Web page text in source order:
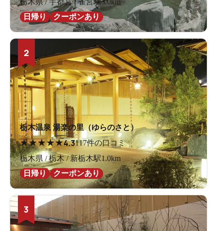
栃木県 / 宇都宮 / 雀宮駅3.0km
日帰り
クーポンあり
2
栃木温泉 湯楽の里（ゆらのさと）
★★★★★4.3117件の口コミ
栃木県 / 栃木 / 新栃木駅1.0km
日帰り
クーポンあり
3